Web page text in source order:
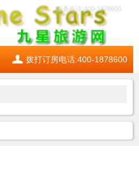
服务电话:400-1878600
拨打订房电话:400-1878600